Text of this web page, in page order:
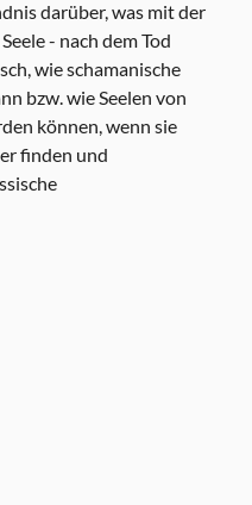
darüber, was mit der
- nach dem Tod
wie schamanische
bzw. wie Seelen von
können, wenn sie
finden und